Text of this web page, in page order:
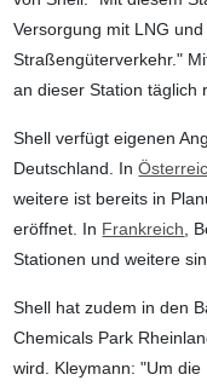
Versorgung mit LNG
Straßengüterverkehr."
an dieser Station täglich
Shell verfügt eigenen
Deutschland. In
weitere ist bereits in
eröffnet. In Frankreich ,
Stationen und weitere
Shell hat zudem in den
Chemicals Park
wird. Kleymann: "Um